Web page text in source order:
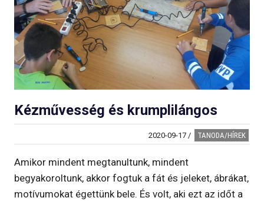
Kézművesség és krumplilángos
2020-09-17 / TANODA/HÍREK
Amikor mindent megtanultunk, mindent
begyakoroltunk, akkor fogtuk a fát és jeleket, ábrákat,
motívumokat égettünk bele. És volt, aki ezt az időt a